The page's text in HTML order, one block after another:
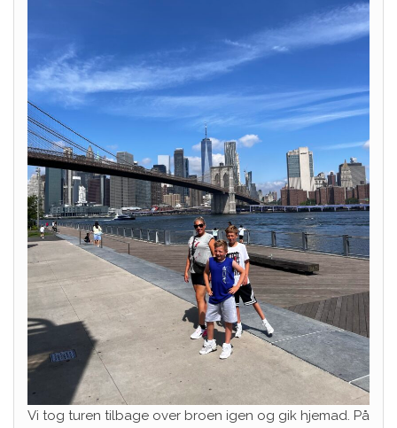
Vi tog turen tilbage over broen igen og gik hjemad. På